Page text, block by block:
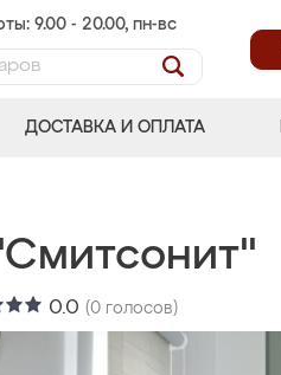
9.00 - 20.00, пн-вс
ДОСТАВКА И ОПЛАТА
0.0 (0 голосов)